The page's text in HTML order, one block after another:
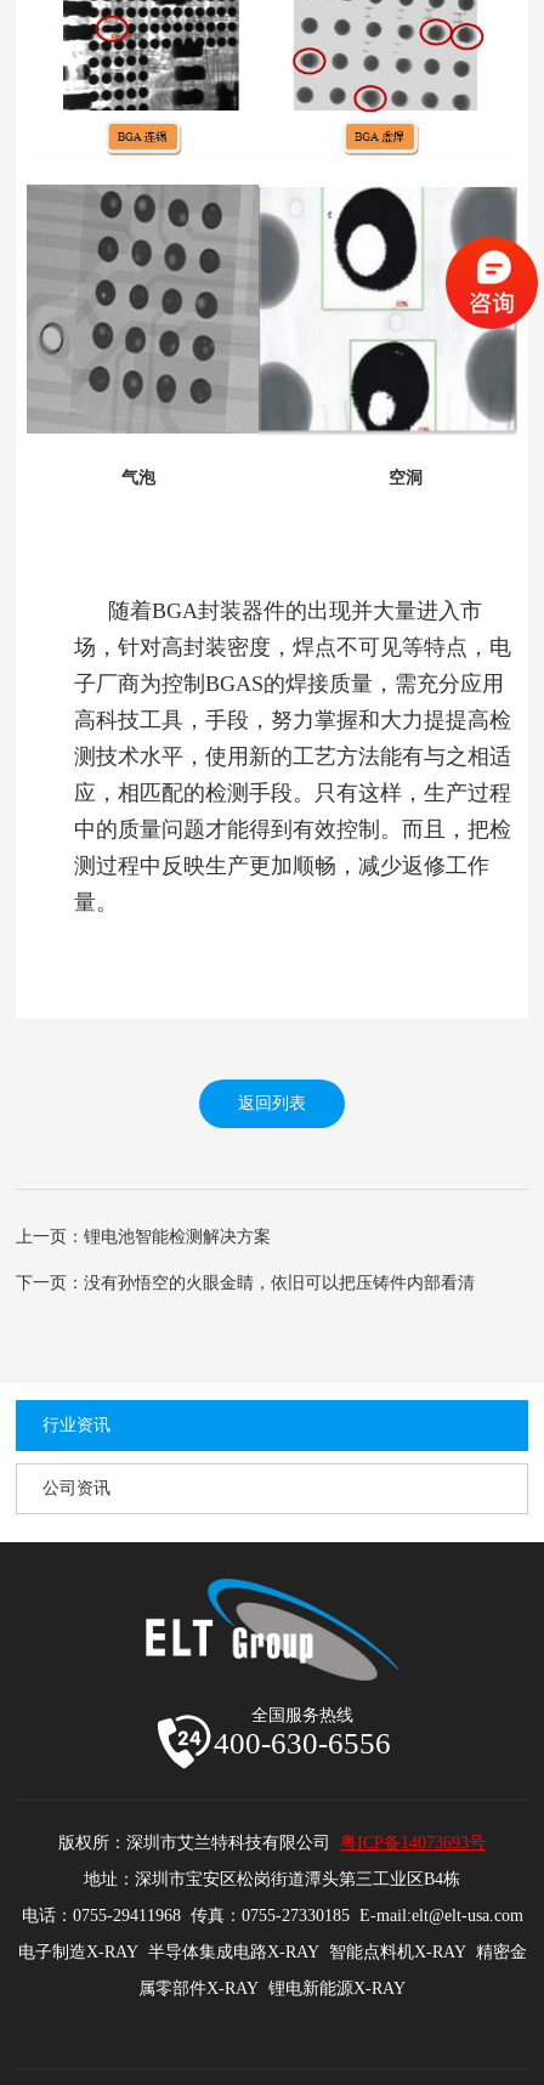
气泡 空洞
随着BGA封装器件的出现并大量进入市
场，针对高封装密度，焊点不可见等特点，电
子厂商为控制BGAS的焊接质量，需充分应用
高科技工具，手段，努力掌握和大力提提高检
测技术水平，使用新的工艺方法能有与之相适
应，相匹配的检测手段。只有这样，生产过程
中的质量问题才能得到有效控制。而且，把检
测过程中反映生产更加顺畅，减少返修工作
量。
返回列表
上一页：锂电池智能检测解决方案
下一页：没有孙悟空的火眼金睛，依旧可以把压铸件内部看清
行业资讯
公司资讯
全国服务热线
400-630-6556
版权所：深圳市艾兰特科技有限公司 粤ICP备14073693号
地址：深圳市宝安区松岗街道潭头第三工业区B4栋
电话：0755-29411968 传真：0755-27330185 E-mail:elt@elt-usa.com
电子制造X-RAY 半导体集成电路X-RAY 智能点料机X-RAY 精密金
属零部件X-RAY 锂电新能源X-RAY